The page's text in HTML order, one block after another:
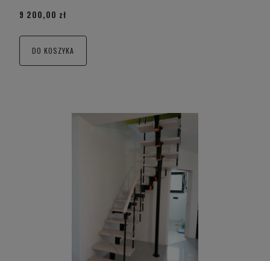
9 200,00 zł
DO KOSZYKA